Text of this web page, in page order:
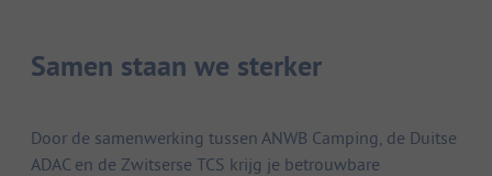
Samen staan we sterker
Door de samenwerking tussen ANWB Camping, de Duitse
ADAC en de Zwitserse TCS krijg je betrouwbare